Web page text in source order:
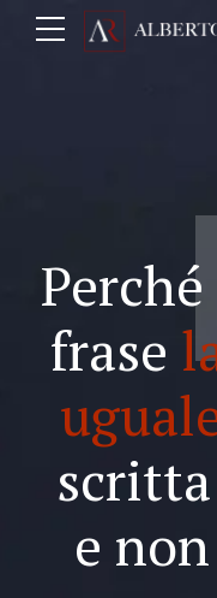
frase
scritta
e non